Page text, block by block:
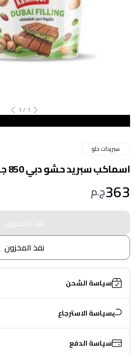
1
/
1
سبريدات حلو
اسماكب سبريد حشو دبي 850 جم
363ج.م
نفذ المخزون
نفذ المخزون
سياسة الشحن
سياسة الاسترجاع
سياسة الدفع